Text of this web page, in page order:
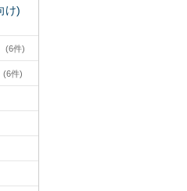
け)
(6件)
(6件)